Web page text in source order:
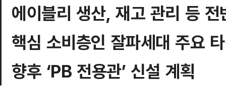
에이블리 생산, 재고 관리 등 전
핵심 소비층인 잘파세대 주요
향후 ‘PB 전용관’ 신설 계획